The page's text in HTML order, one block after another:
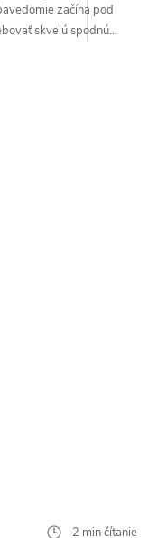
začína pod
skvelú spodnú
2 min čítanie